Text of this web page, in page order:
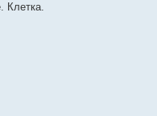
Клетка.